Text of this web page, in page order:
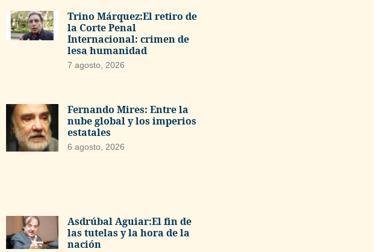
Trino Márquez:El retiro de
la Corte Penal
Internacional: crimen de
lesa humanidad
7 agosto, 2026
Fernando Mires: Entre la
nube global y los imperios
estatales
6 agosto, 2026
Asdrúbal Aguiar:El fin de
las tutelas y la hora de la
nación